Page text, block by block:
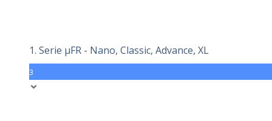
1. Serie μFR - Nano, Classic, Advance, XL
3